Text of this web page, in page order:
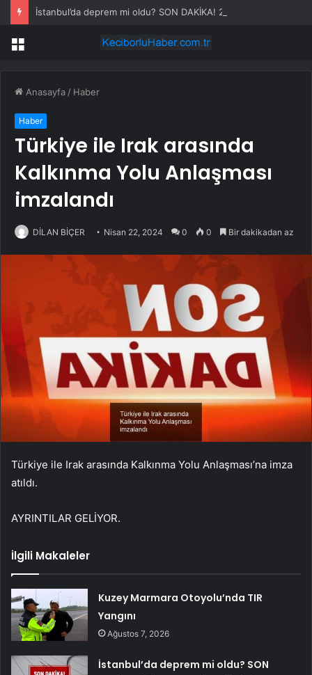
Menü
Anasayfa / Haber
Haber
Türkiye ile Irak arasında
Kalkınma Yolu Anlaşması
imzalandı
DİLAN BİÇER Nisan 22, 2024 0 0 Bir dakikadan az
Türkiye ile Irak arasında Kalkınma Yolu Anlaşması’na imza
atıldı.
AYRINTILAR GELİYOR.
İlgili Makaleler
Kuzey Marmara Otoyolu’nda TIR
Yangını
Ağustos 7, 2026
İstanbul’da deprem mi oldu? SON